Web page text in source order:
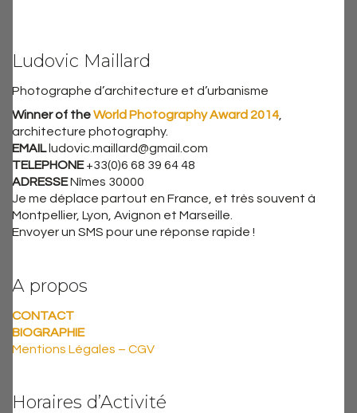
Ludovic Maillard
Photographe d’architecture et d’urbanisme
Winner of theWorld Photography Award 2014,
architecture photography.
EMAIL ludovic.maillard@gmail.com
TELEPHONE+33(0)6 68 39 64 48
ADRESSENîmes 30000
Je me déplace partout en France, et très souvent à
Montpellier, Lyon, Avignon et Marseille.
Envoyer un SMS pour une réponse rapide !
A propos
CONTACT
BIOGRAPHIE
Mentions Légales – CGV
Horaires d’Activité